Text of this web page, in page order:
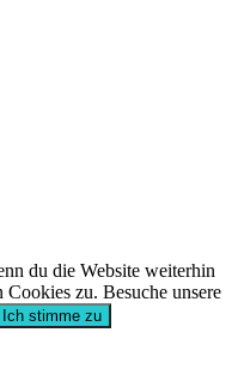
du die Website weiterhin
zu. Besuche unsere
Ich stimme zu